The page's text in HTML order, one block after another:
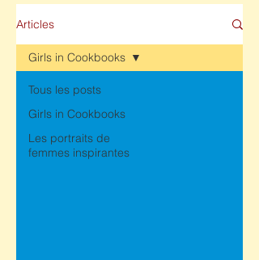
Articles
Tous les posts
Girls in Cookbooks
Les portraits de
femmes inspirantes
Girls in Cookbooks